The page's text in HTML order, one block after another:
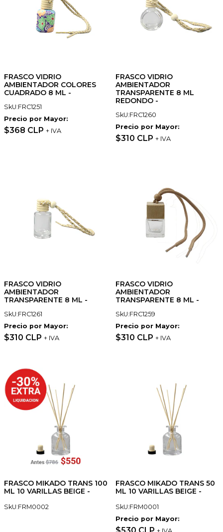
FRASCO VIDRIO
AMBIENTADOR COLORES
CUADRADO 8 ML -
SkU:FRC1251
Precio por Mayor:
$368 CLP + IVA
FRASCO VIDRIO
AMBIENTADOR
TRANSPARENTE 8 ML
REDONDO -
SkU:FRC1260
Precio por Mayor:
$310 CLP + IVA
FRASCO VIDRIO
AMBIENTADOR
TRANSPARENTE 8 ML -
SkU:FRC1261
Precio por Mayor:
$310 CLP + IVA
FRASCO VIDRIO
AMBIENTADOR
TRANSPARENTE 8 ML -
SkU:FRC1259
Precio por Mayor:
$310 CLP + IVA
FRASCO MIKADO TRANS 100
ML 10 VARILLAS BEIGE -
SkU:FRM0002
FRASCO MIKADO TRANS 50
ML 10 VARILLAS BEIGE -
SkU:FRM0001
Precio por Mayor: